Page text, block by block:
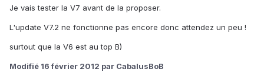
Je vais tester la V7 avant de la proposer.
L'update V7.2 ne fonctionne pas encore donc attendez un peu !
surtout que la V6 est au top B)
Modifié 16 février 2012 par CabalusBoB